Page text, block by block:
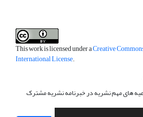
This work is licensed under aCreative
International License.
های مهم نشریه در خبرنامه نشریه مشترک